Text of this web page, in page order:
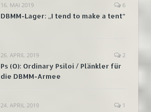
16. MAI 2019 6
DBMM-Lager: „I tend to make a tent“
26. APRIL 2019 2
Ps (O): Ordinary Psiloi / Plänkler für
die DBMM-Armee
24. APRIL 2019 1